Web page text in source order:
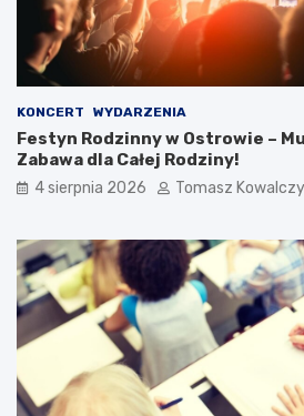
KONCERT WYDARZENIA
Festyn Rodzinny w Ostrowie –
Zabawa dla Całej Rodziny!
4 sierpnia 2026 Tomasz